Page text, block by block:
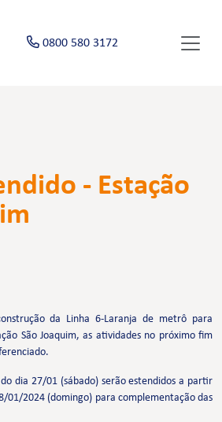
0800 580 3172
- Estação
da Linha 6-Laranja de metrô para
São Joaquim, as atividades no próximo fim
dia 27/01 (sábado) serão estendidos a partir
01/2024 (domingo) para complementação das